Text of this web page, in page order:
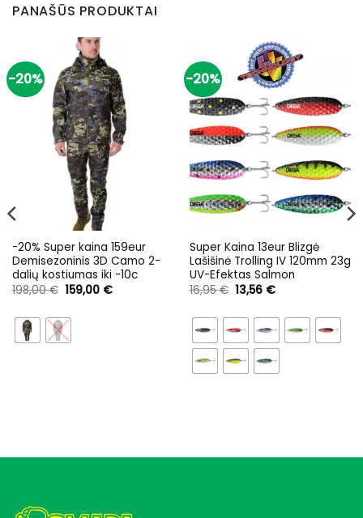
PANAŠŪS PRODUKTAI
-20%
-20% Super kaina 159eur
Demisezoninis 3D Camo 2-
dalių kostiumas iki -10c
198,00€ Original
price
198,00 €.
159,00 €Current
-20%
Super Kaina 13eur Blizgė
Lašišinė Trolling IV 120mm 23g
UV-Efektas Salmon
16,95€ Original
price
16,95 €.
13,56 €Current
13,56 €.